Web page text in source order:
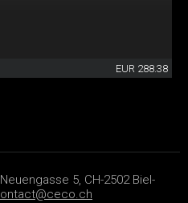
EUR 288.38
5, CH-2502 Biel-